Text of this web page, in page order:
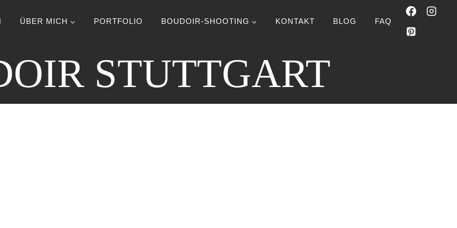
ÜBER MICH PORTFOLIO BOUDOIR-SHOOTING KONTAKT BLOG FAQ
STUTTGART